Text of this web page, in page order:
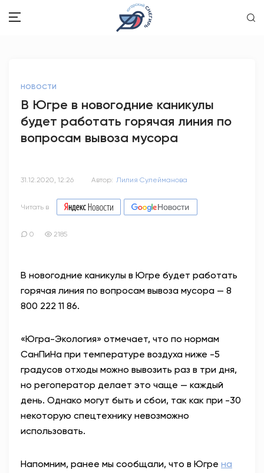
ОБРАЗОВАНИЕ
ПСИХОЛОГИЯ
КУЛЬТУРА
СПОРТ
АНТИТЕРРОР
ОФИЦИАЛЬНО
81,41 94,06
НОВОСТИ
В Югре в новогодние каникулы
будет работать горячая линия по
вопросам вывоза мусора
31.12.2020, 12:26 Автор: Лилия Сулейманова
Читать в
0 2185
В новогодние каникулы в Югре будет работать
горячая линия по вопросам вывоза мусора — 8
800 222 11 86.
«Югра-Экология» отмечает, что по нормам
СанПиНа при температуре воздуха ниже -5
градусов отходы можно вывозить раз в три дня,
но регоператор делает это чаще — каждый
день. Однако могут быть и сбои, так как при -30
некоторую спецтехнику невозможно
использовать.
Напомним, ранее мы сообщали, что в Югре на